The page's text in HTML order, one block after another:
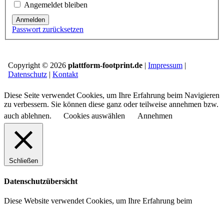
Angemeldet bleiben
Anmelden
Passwort zurücksetzen
Copyright © 2026 plattform-footprint.de | Impressum |
Datenschutz | Kontakt
Diese Seite verwendet Cookies, um Ihre Erfahrung beim Navigieren
zu verbessern. Sie können diese ganz oder teilweise annehmen bzw.
auch ablehnen.
Cookies auswählen Annehmen
Schließen
Datenschutzübersicht
Diese Website verwendet Cookies, um Ihre Erfahrung beim